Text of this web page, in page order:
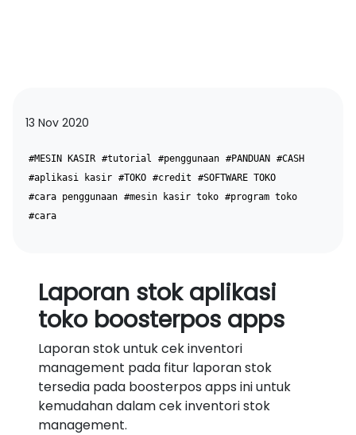
13 Nov 2020
#MESIN KASIR #tutorial #penggunaan #PANDUAN #CASH
#aplikasi kasir #TOKO #credit
#SOFTWARE TOKO
#cara penggunaan #mesin kasir toko #program toko
#cara
Laporan stok aplikasi
toko boosterpos apps
Laporan stok untuk cek inventori
management pada fitur laporan stok
tersedia pada boosterpos apps ini untuk
kemudahan dalam cek inventori stok
management.